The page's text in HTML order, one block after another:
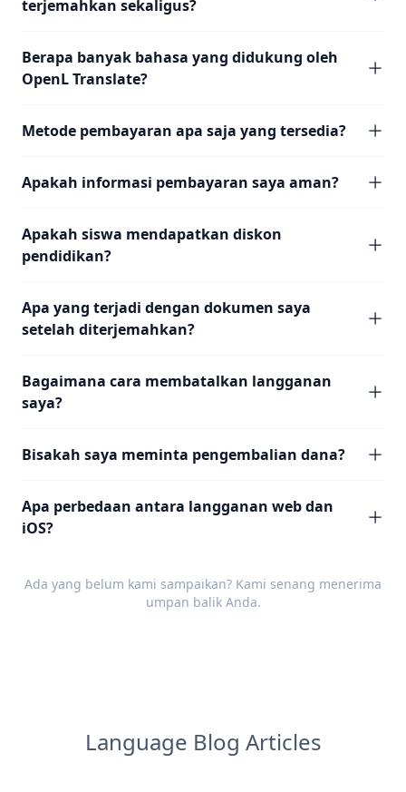
terjemahkan sekaligus?
Berapa banyak bahasa yang didukung oleh
OpenL Translate?
Metode pembayaran apa saja yang tersedia?
Apakah informasi pembayaran saya aman?
Apakah siswa mendapatkan diskon
pendidikan?
Apa yang terjadi dengan dokumen saya
setelah diterjemahkan?
Bagaimana cara membatalkan langganan
saya?
Bisakah saya meminta pengembalian dana?
Apa perbedaan antara langganan web dan
iOS?
Ada yang belum kami sampaikan? Kami senang menerima
umpan balikAnda.
Language Blog Articles